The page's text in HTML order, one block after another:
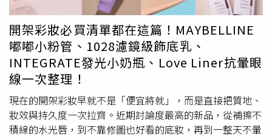
新EP影像中最佳男主角人選，女主角馬士媛同樣演技備受
肯定，有著非常適合橫跨年代扮相的外型，兩位演員也一直
很欣賞殷振豪導演的作品，期待能有合作機會，再加上他們
平時就非常喜歡
韋禮安的創作，進而促成這次金馬+金曲的
演出陣容，柯煒林、馬士媛加上 韋禮安，三人交織出一段全
城曖昧、破碎遺憾的故事。此外，為了讓粉絲直接體驗到
禮安全新歌曲的魅力，3月13日將於三創CLAPPER STUDIO
舉辦韋禮安 「Hi, LOVE WEI BACK 2 U」新EP搶聽簽名會，
並推出全新EP周邊商品「Hi, WEI 迷戀CD造型NFC感應吊
開架彩妝必買清單都在這篇！MAYBELLINE
嘟嘟小粉管、1028濾鏡級飾底乳、
INTEGRATE發光小奶瓶、Love Liner抗暈眼
線一次整理！
現在的開架彩妝早就不是「便宜將就」，而是直接把質地、
妝效與持久度一次拉齊。近期討論度最高的新品，從補擦不
積線的水光唇，到不靠修圖也好看的底妝，再到一整天不暈